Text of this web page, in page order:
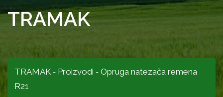
TRAMAK
TRAMAK - Proizvodi - Opruga natezača remena
R21